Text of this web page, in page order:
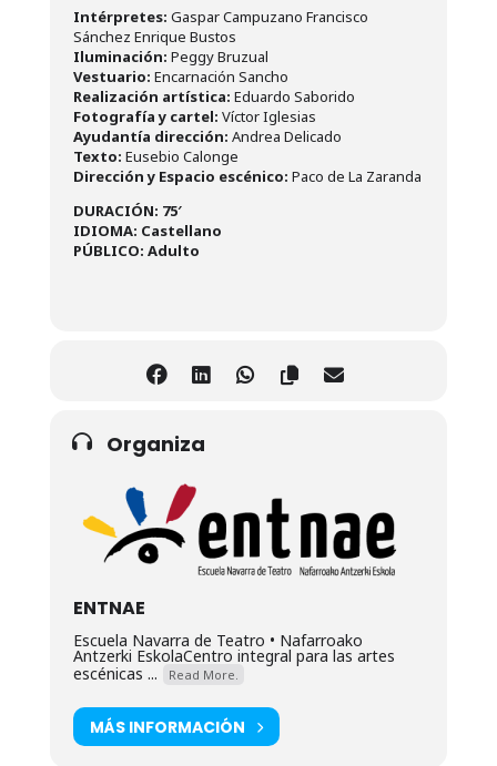
Intérpretes: Gaspar Campuzano Francisco
Sánchez Enrique Bustos
Iluminación: Peggy Bruzual
Vestuario: Encarnación Sancho
Realización artística: Eduardo Saborido
Fotografía y cartel: Víctor Iglesias
Ayudantía dirección: Andrea Delicado
Texto: Eusebio Calonge
Dirección y Espacio escénico: Paco de La Zaranda
DURACIÓN: 75′
IDIOMA: Castellano
PÚBLICO: Adulto
Organiza
ENTNAE
Escuela Navarra de Teatro • Nafarroako
Antzerki EskolaCentro integral para las artes
escénicas ...
Read More.
MÁS INFORMACIÓN